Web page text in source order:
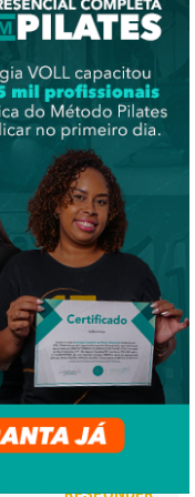
600mg
RESPONDER
100mg